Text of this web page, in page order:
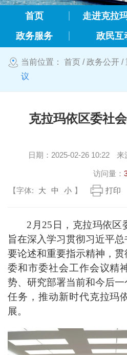
首页 走进克拉
政务服务
政民互
当前位置： 首页 /政务公开 /
议
克拉玛依区委社
日期： 2025-02-26 10:22 来
访问量：
【字体:
大 中 小 】 打印
2月25日，克拉玛依区
旨在深入学习贯彻习近平
要论述和重要指示精神，
委和市委社会工作会议精
势、研究部署当前和今后
任务，推动新时代克拉玛
展。